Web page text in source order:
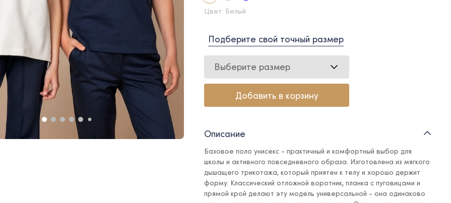
Цвет: Белый
Подберите свой точный размер
Выберите размер
Добавить в корзину
Описание
Базовое поло унисекс - практичный и комфортный выбор для
школы и активного повседневного образа. Изготовлена из мягкого
дышащего трикотажа, который приятен к телу и хорошо держит
форму. Классический отложной воротник, планка с пуговицами и
прямой крой делают эту модель универсальной - она одинаково